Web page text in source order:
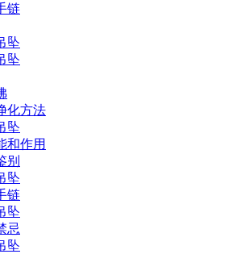
链
坠
坠
化方法
坠
和作用
别
坠
链
坠
忌
坠